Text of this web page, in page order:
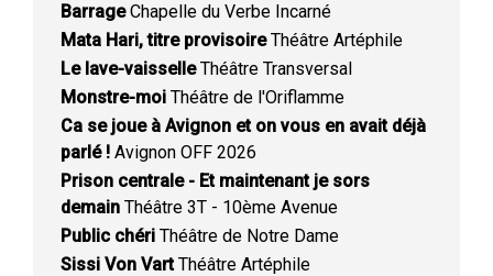
BarrageChapelle du Verbe Incarné
Mata Hari, titre provisoireThéâtre Artéphile
Le lave-vaisselleThéâtre Transversal
Monstre-moi Théâtre de l'Oriflamme
Ca se joue à Avignon et on vous en avait déjà
parlé ! Avignon OFF 2026
Prison centrale - Et maintenant je sors
demain Théâtre 3T - 10ème Avenue
Public chéri Théâtre de Notre Dame
Sissi Von VartThéâtre Artéphile